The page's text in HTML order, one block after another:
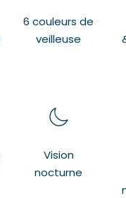
6 couleurs de
veilleuse
Vision
nocturne